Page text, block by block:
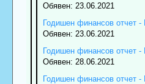
Обявен: 23.06.2021
Годишен финансов отчет -
Обявен: 23.06.2021
Годишен финансов отчет -
Обявен: 28.06.2021
Годишен финансов отчет -